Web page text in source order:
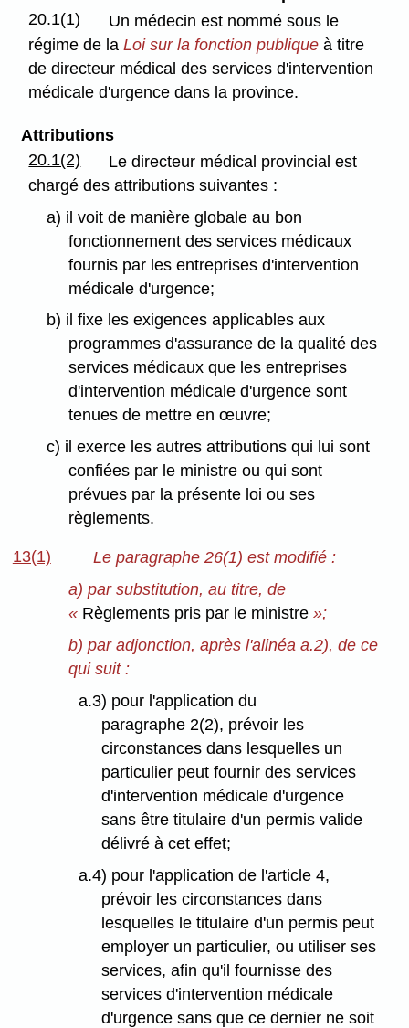
20.1(1)
Un médecin est nommé sous le
régime de laLoi sur la fonction publique à titre
de directeur médical des services d'intervention
médicale d'urgence dans la province.
Attributions
20.1(2)
Le directeur médical provincial est
chargé des attributions suivantes :
a) il voit de manière globale au bon
fonctionnement des services médicaux
fournis par les entreprises d'intervention
médicale d'urgence;
b) il fixe les exigences applicables aux
programmes d'assurance de la qualité des
services médicaux que les entreprises
d'intervention médicale d'urgence sont
tenues de mettre en œuvre;
c) il exerce les autres attributions qui lui sont
confiées par le ministre ou qui sont
prévues par la présente loi ou ses
règlements.
13(1)
Le paragraphe 26(1) est modifié :
a) par substitution, au titre, de
« Règlements pris par le ministre»;
b) par adjonction, après l'alinéa a.2), de ce
qui suit :
a.3) pour l'application du
paragraphe 2(2), prévoir les
circonstances dans lesquelles un
particulier peut fournir des services
d'intervention médicale d'urgence
sans être titulaire d'un permis valide
délivré à cet effet;
a.4) pour l'application de l'article 4,
prévoir les circonstances dans
lesquelles le titulaire d'un permis peut
employer un particulier, ou utiliser ses
services, afin qu'il fournisse des
services d'intervention médicale
d'urgence sans que ce dernier ne soit